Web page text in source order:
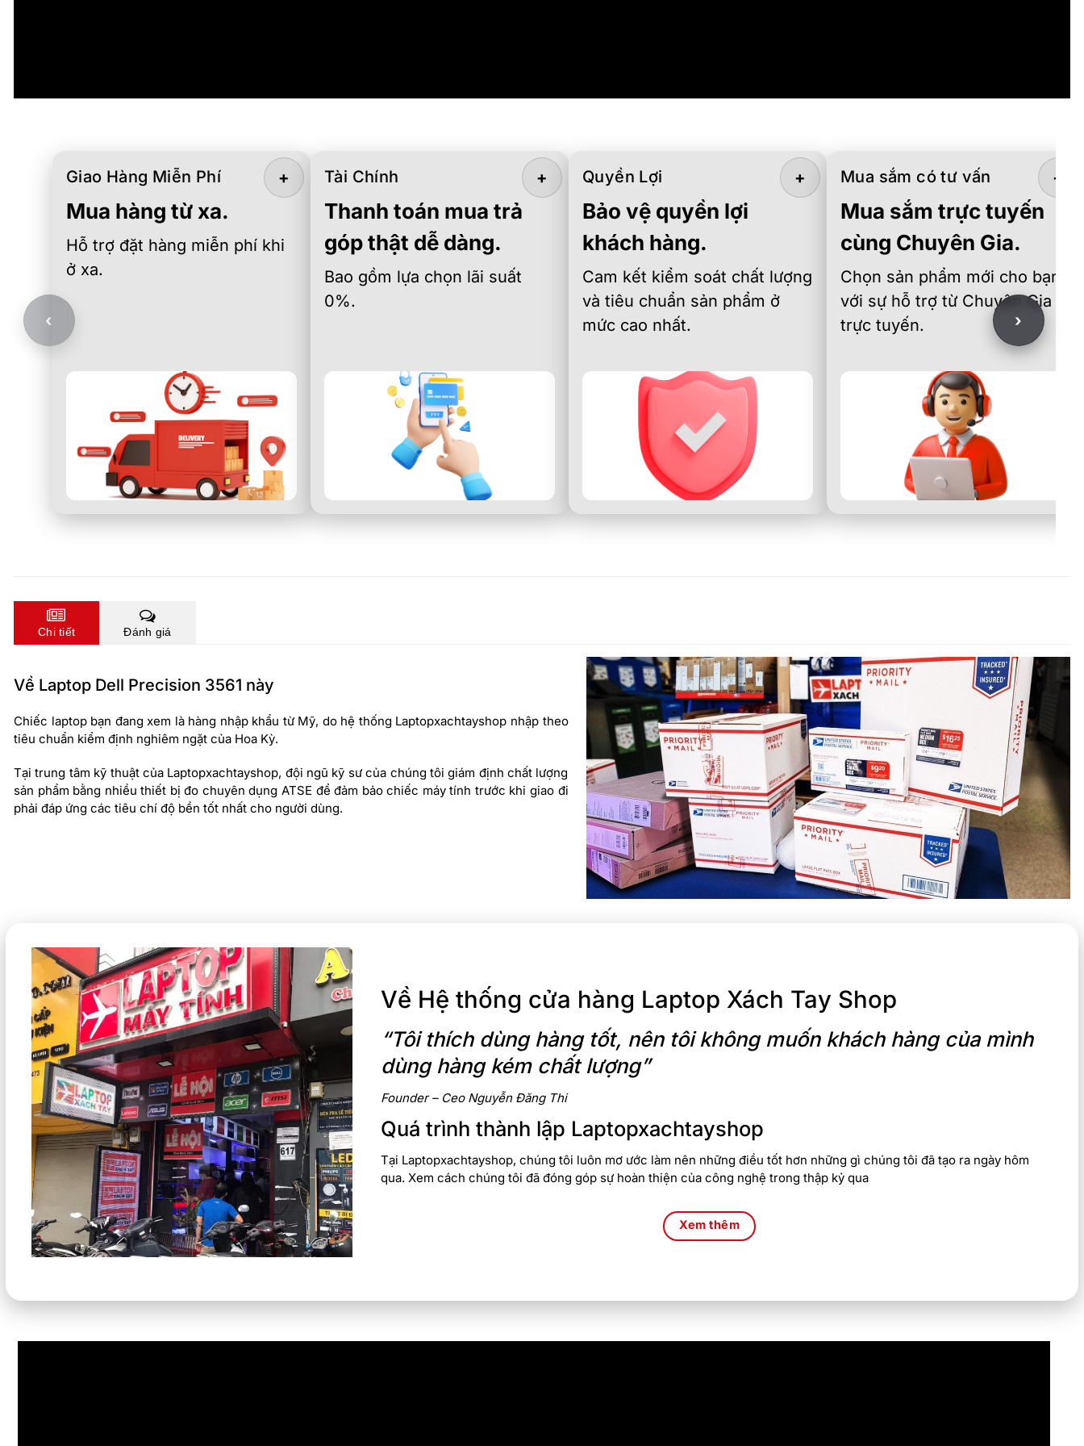
‹
Giao Hàng Miễn Phí
Mua hàng từ xa.
Hỗ trợ đặt hàng miễn phí khi
ở xa.
+ Tài Chính
Thanh toán mua trả
góp thật dễ dàng.
Bao gồm lựa chọn lãi suất
0%.
+ Quyền Lợi
Bảo vệ quyền lợi
khách hàng.
Cam kết kiểm soát chất lượng
và tiêu chuẩn sản phẩm ở
mức cao nhất.
+ Mua sắm có tư vấn
Mua sắm trực tuyến
cùng Chuyên Gia.
Chọn sản phẩm mới cho bạn
với sự hỗ trợ từ Chuyên Gia
trực tuyến.
+
›
Chi tiết Đánh giá
Về Laptop Dell Precision 3561 này
Chiếc laptop bạn đang xem là hàng nhập khẩu từ Mỹ, do hệ thống Laptopxachtayshop nhập theo
tiêu chuẩn kiểm định nghiêm ngặt của Hoa Kỳ.
Tại trung tâm kỹ thuật của Laptopxachtayshop, đội ngũ kỹ sư của chúng tôi giám định chất lượng
sản phẩm bằng nhiều thiết bị đo chuyên dụng ATSE để đảm bảo chiếc máy tính trước khi giao đi
phải đáp ứng các tiêu chí độ bền tốt nhất cho người dùng.
Về Hệ thống cửa hàng Laptop Xách Tay Shop
“Tôi thích dùng hàng tốt, nên tôi không muốn khách hàng của mình
dùng hàng kém chất lượng”
Founder – Ceo Nguyễn Đăng Thi
Quá trình thành lập Laptopxachtayshop
Tại Laptopxachtayshop, chúng tôi luôn mơ ước làm nên những điều tốt hơn những gì chúng tôi đã tạo ra ngày hôm
qua. Xem cách chúng tôi đã đóng góp sự hoàn thiện của công nghệ trong thập kỷ qua
Xem thêm